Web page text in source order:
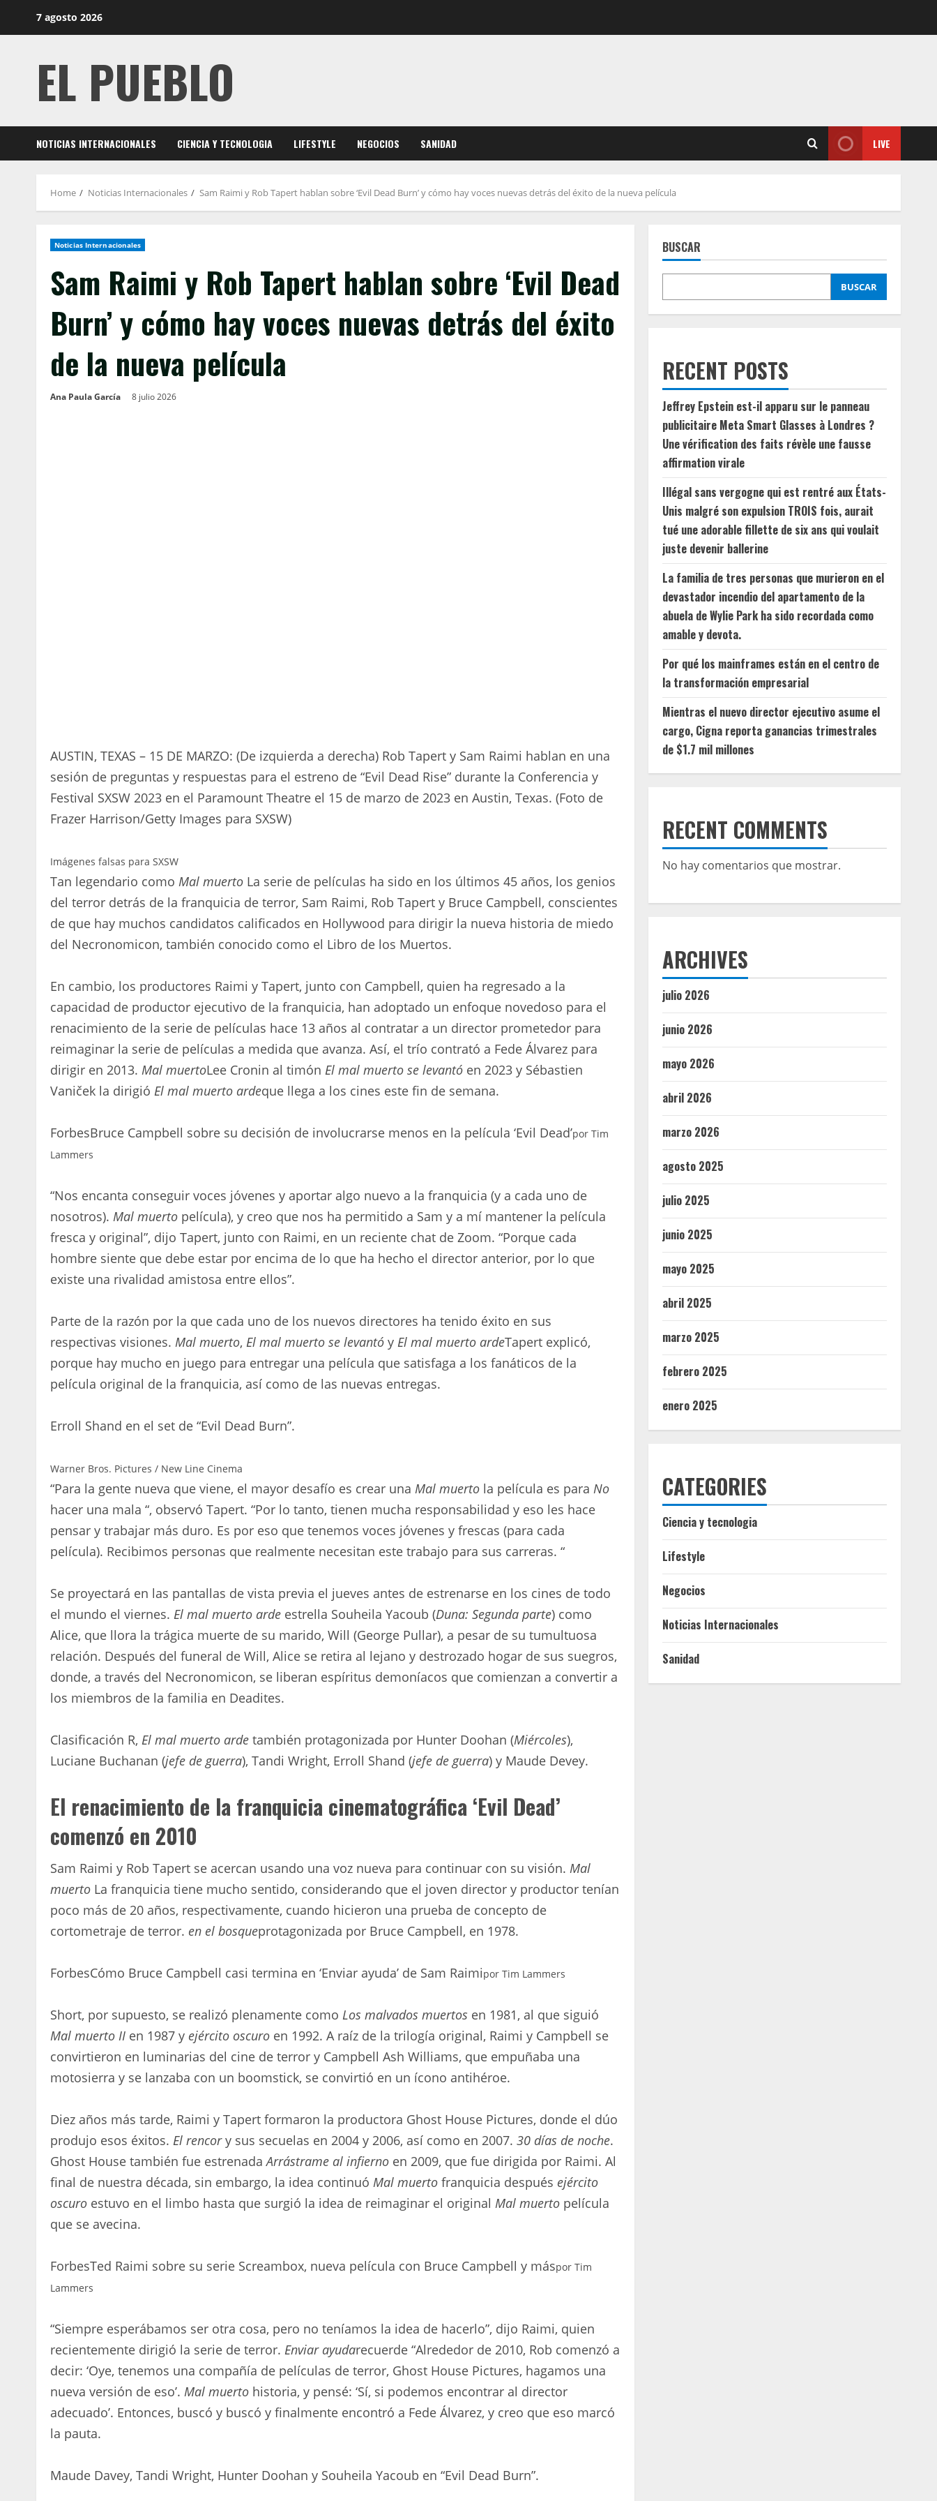
7 agosto 2026
EL PUEBLO
NOTICIAS INTERNACIONALES CIENCIA Y TECNOLOGIA LIFESTYLE NEGOCIOS SANIDAD LIVE
Home Noticias Internacionales Sam Raimi y Rob Tapert hablan sobre ‘Evil Dead Burn’ y cómo hay voces nuevas detrás del éxito de la nueva película
Noticias Internacionales
Sam Raimi y Rob Tapert hablan sobre ‘Evil Dead
Burn’ y cómo hay voces nuevas detrás del éxito
de la nueva película
Ana Paula García 8 julio 2026
AUSTIN, TEXAS – 15 DE MARZO: (De izquierda a derecha) Rob Tapert y Sam Raimi hablan en una
sesión de preguntas y respuestas para el estreno de “Evil Dead Rise” durante la Conferencia y
Festival SXSW 2023 en el Paramount Theatre el 15 de marzo de 2023 en Austin, Texas. (Foto de
Frazer Harrison/Getty Images para SXSW)
Imágenes falsas para SXSW
Tan legendario como Mal muerto La serie de películas ha sido en los últimos 45 años, los genios
del terror detrás de la franquicia de terror, Sam Raimi, Rob Tapert y Bruce Campbell, conscientes
de que hay muchos candidatos calificados en Hollywood para dirigir la nueva historia de miedo
del Necronomicon, también conocido como el Libro de los Muertos.
En cambio, los productores Raimi y Tapert, junto con Campbell, quien ha regresado a la
capacidad de productor ejecutivo de la franquicia, han adoptado un enfoque novedoso para el
renacimiento de la serie de películas hace 13 años al contratar a un director prometedor para
reimaginar la serie de películas a medida que avanza. Así, el trío contrató a Fede Álvarez para
dirigir en 2013. Mal muertoLee Cronin al timón El mal muerto se levantó en 2023 y Sébastien
Vaniček la dirigió El mal muerto ardeque llega a los cines este fin de semana.
ForbesBruce Campbell sobre su decisión de involucrarse menos en la película ‘Evil Dead’por Tim
Lammers
“Nos encanta conseguir voces jóvenes y aportar algo nuevo a la franquicia (y a cada uno de
nosotros). Mal muerto película), y creo que nos ha permitido a Sam y a mí mantener la película
fresca y original”, dijo Tapert, junto con Raimi, en un reciente chat de Zoom. “Porque cada
hombre siente que debe estar por encima de lo que ha hecho el director anterior, por lo que
existe una rivalidad amistosa entre ellos”.
Parte de la razón por la que cada uno de los nuevos directores ha tenido éxito en sus
respectivas visiones. Mal muerto, El mal muerto se levantó y El mal muerto ardeTapert explicó,
porque hay mucho en juego para entregar una película que satisfaga a los fanáticos de la
película original de la franquicia, así como de las nuevas entregas.
Erroll Shand en el set de “Evil Dead Burn”.
Warner Bros. Pictures / New Line Cinema
“Para la gente nueva que viene, el mayor desafío es crear una Mal muerto la película es para No
hacer una mala “, observó Tapert. “Por lo tanto, tienen mucha responsabilidad y eso les hace
pensar y trabajar más duro. Es por eso que tenemos voces jóvenes y frescas (para cada
película). Recibimos personas que realmente necesitan este trabajo para sus carreras. “
Se proyectará en las pantallas de vista previa el jueves antes de estrenarse en los cines de todo
el mundo el viernes. El mal muerto arde estrella Souheila Yacoub (Duna: Segunda parte) como
Alice, que llora la trágica muerte de su marido, Will (George Pullar), a pesar de su tumultuosa
relación. Después del funeral de Will, Alice se retira al lejano y destrozado hogar de sus suegros,
donde, a través del Necronomicon, se liberan espíritus demoníacos que comienzan a convertir a
los miembros de la familia en Deadites.
Clasificación R, El mal muerto arde también protagonizada por Hunter Doohan (Miércoles),
Luciane Buchanan (jefe de guerra), Tandi Wright, Erroll Shand (jefe de guerra) y Maude Devey.
El renacimiento de la franquicia cinematográfica ‘Evil Dead’
comenzó en 2010
Sam Raimi y Rob Tapert se acercan usando una voz nueva para continuar con su visión. Mal
muerto La franquicia tiene mucho sentido, considerando que el joven director y productor tenían
poco más de 20 años, respectivamente, cuando hicieron una prueba de concepto de
cortometraje de terror. en el bosqueprotagonizada por Bruce Campbell, en 1978.
ForbesCómo Bruce Campbell casi termina en ‘Enviar ayuda’ de Sam Raimipor Tim Lammers
Short, por supuesto, se realizó plenamente como Los malvados muertos en 1981, al que siguió
Mal muerto II en 1987 y ejército oscuro en 1992. A raíz de la trilogía original, Raimi y Campbell se
convirtieron en luminarias del cine de terror y Campbell Ash Williams, que empuñaba una
motosierra y se lanzaba con un boomstick, se convirtió en un ícono antihéroe.
Diez años más tarde, Raimi y Tapert formaron la productora Ghost House Pictures, donde el dúo
produjo esos éxitos. El rencory sus secuelas en 2004 y 2006, así como en 2007. 30 días de noche.
Ghost House también fue estrenadaArrástrame al infierno en 2009, que fue dirigida por Raimi. Al
final de nuestra década, sin embargo, la idea continuó Mal muerto franquicia después ejército
oscuro estuvo en el limbo hasta que surgió la idea de reimaginar el original Mal muerto película
que se avecina.
ForbesTed Raimi sobre su serie Screambox, nueva película con Bruce Campbell y máspor Tim
Lammers
“Siempre esperábamos ser otra cosa, pero no teníamos la idea de hacerlo”, dijo Raimi, quien
recientemente dirigió la serie de terror. Enviar ayudarecuerde “Alrededor de 2010, Rob comenzó a
decir: ‘Oye, tenemos una compañía de películas de terror, Ghost House Pictures, hagamos una
nueva versión de eso’. Mal muerto historia, y pensé: ‘Sí, si podemos encontrar al director
adecuado’. Entonces, buscó y buscó y finalmente encontró a Fede Álvarez, y creo que eso marcó
la pauta.
Maude Davey, Tandi Wright, Hunter Doohan y Souheila Yacoub en “Evil Dead Burn”.
BUSCAR
BUSCAR
RECENT POSTS
Jeffrey Epstein est-il apparu sur le panneau
publicitaire Meta Smart Glasses à Londres ?
Une vérification des faits révèle une fausse
affirmation virale
Illégal sans vergogne qui est rentré aux États-
Unis malgré son expulsion TROIS fois, aurait
tué une adorable fillette de six ans qui voulait
juste devenir ballerine
La familia de tres personas que murieron en el
devastador incendio del apartamento de la
abuela de Wylie Park ha sido recordada como
amable y devota.
Por qué los mainframes están en el centro de
la transformación empresarial
Mientras el nuevo director ejecutivo asume el
cargo, Cigna reporta ganancias trimestrales
de $1.7 mil millones
RECENT COMMENTS
No hay comentarios que mostrar.
ARCHIVES
julio 2026
junio 2026
mayo 2026
abril 2026
marzo 2026
agosto 2025
julio 2025
junio 2025
mayo 2025
abril 2025
marzo 2025
febrero 2025
enero 2025
CATEGORIES
Ciencia y tecnologia
Lifestyle
Negocios
Noticias Internacionales
Sanidad